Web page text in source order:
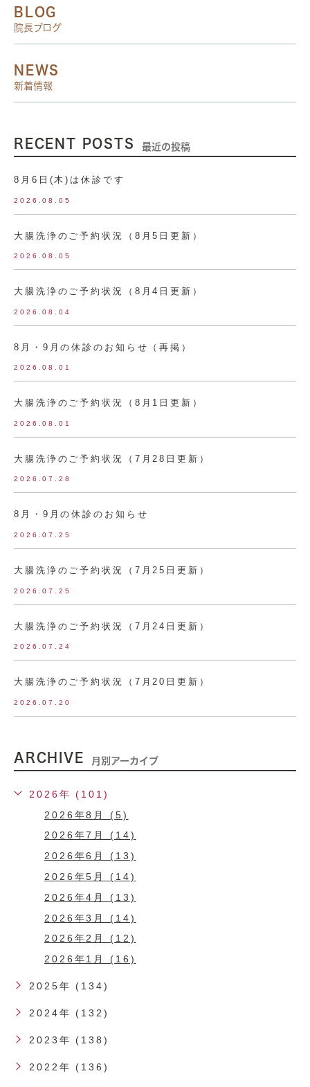
BLOG
院長ブログ
NEWS
新着情報
RECENT POSTS 最近の投稿
8月6日(木)は休診です
2026.08.05
大腸洗浄のご予約状況（8月5日更新）
2026.08.05
大腸洗浄のご予約状況（8月4日更新）
2026.08.04
8月・9月の休診のお知らせ（再掲）
2026.08.01
大腸洗浄のご予約状況（8月1日更新）
2026.08.01
大腸洗浄のご予約状況（7月28日更新）
2026.07.28
8月・9月の休診のお知らせ
2026.07.25
大腸洗浄のご予約状況（7月25日更新）
2026.07.25
大腸洗浄のご予約状況（7月24日更新）
2026.07.24
大腸洗浄のご予約状況（7月20日更新）
2026.07.20
ARCHIVE 月別アーカイブ
2026年 (101)
2026年8月 (5)
2026年7月 (14)
2026年6月 (13)
2026年5月 (14)
2026年4月 (13)
2026年3月 (14)
2026年2月 (12)
2026年1月 (16)
2025年 (134)
2024年 (132)
2023年 (138)
2022年 (136)